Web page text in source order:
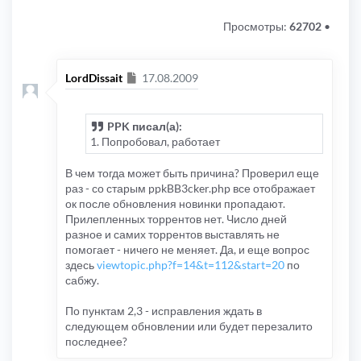
Просмотры: 62702 •
LordDissait Сообщение
17.08.2009
PPK писал(а):
1. Попробовал, работает
В чем тогда может быть причина? Проверил еще
раз - со старым ppkBB3cker.php все отображает
ок после обновления новинки пропадают.
Прилепленных торрентов нет. Число дней
разное и самих торрентов выставлять не
помогает - ничего не меняет. Да, и еще вопрос
здесьviewtopic.php?f=14&t=112&start=20 по
сабжу.
По пунктам 2,3 - исправления ждать в
следующем обновлении или будет перезалито
последнее?